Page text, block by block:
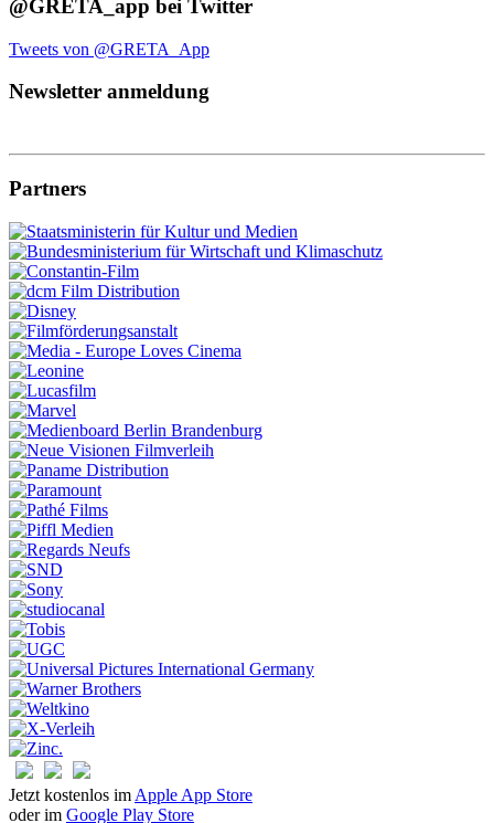
@GRETA_app bei Twitter
Tweets von @GRETA_App
Newsletter anmeldung
Partners
Jetzt kostenlos im Apple App Store
oder im Google Play Store